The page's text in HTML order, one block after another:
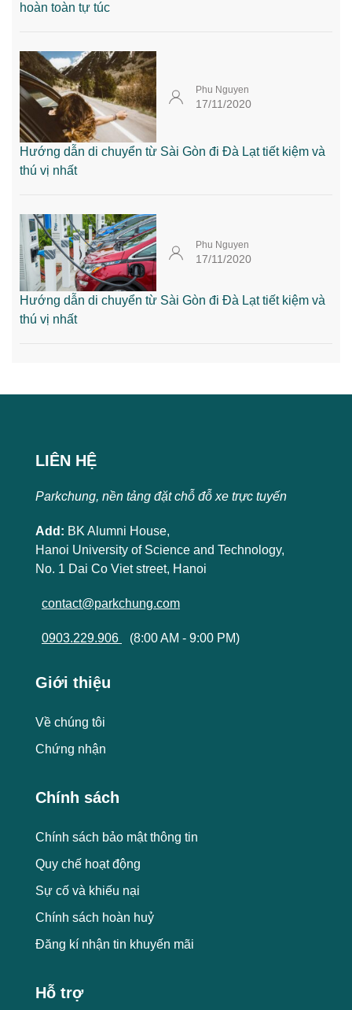
hoàn toàn tự túc
Phu Nguyen
17/11/2020
Hướng dẫn di chuyển từ Sài Gòn đi Đà Lạt tiết kiệm và
thú vị nhất
Phu Nguyen
17/11/2020
Hướng dẫn di chuyển từ Sài Gòn đi Đà Lạt tiết kiệm và
thú vị nhất
LIÊN HỆ
Parkchung, nền tảng đặt chỗ đỗ xe trực tuyến
Add: BK Alumni House,
Hanoi University of Science and Technology,
No. 1 Dai Co Viet street, Hanoi
contact@parkchung.com
0903.229.906 (8:00 AM - 9:00 PM)
Giới thiệu
Về chúng tôi
Chứng nhận
Chính sách
Chính sách bảo mật thông tin
Quy chế hoạt động
Sự cố và khiếu nại
Chính sách hoàn huỷ
Đăng kí nhận tin khuyến mãi
Hỗ trợ